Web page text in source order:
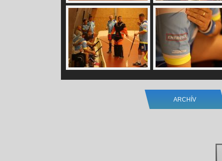
ARCHÍV